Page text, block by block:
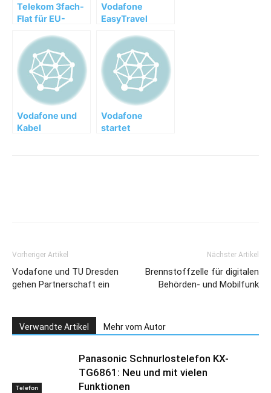
Telekom 3fach-
Flat für EU-
Schweiz
Vodafone
EasyTravel
Red-Tarife zur
Auslands-Flat
Vodafone und
Kabel
Vodafone
startet
Vorheriger Artikel
Vodafone und TU Dresden
gehen Partnerschaft ein
Nächster Artikel
Brennstoffzelle für digitalen
Behörden- und Mobilfunk
Verwandte Artikel Mehr vom Autor
Telefon
Panasonic Schnurlostelefon KX-
TG6861: Neu und mit vielen
Funktionen